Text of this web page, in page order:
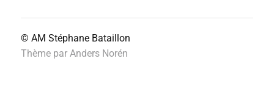
© AM Stéphane Bataillon
Thème par Anders Norén